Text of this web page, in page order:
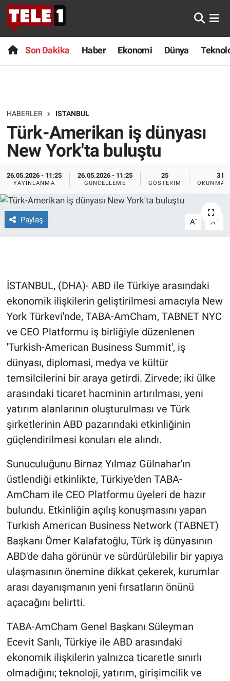
Son Dakika Haber Ekonomi Dünya
HABERLER ISTANBUL
Türk-Amerikan iş dünyası
New York'ta buluştu
26.05.2026 - 11:25
YAYINLANMA
26.05.2026 - 11:25
GÜNCELLEME
25
GÖSTERIM
3 DK
OKUNMA
Paylaş A- A +
İSTANBUL, (DHA)- ABD ile Türkiye arasındaki
ekonomik ilişkilerin geliştirilmesi amacıyla New
York Türkevi'nde, TABA-AmCham, TABNET NYC
ve CEO Platformu iş birliğiyle düzenlenen
'Turkish-American Business Summit', iş
dünyası, diplomasi, medya ve kültür
temsilcilerini bir araya getirdi. Zirvede; iki ülke
arasındaki ticaret hacminin artırılması, yeni
yatırım alanlarının oluşturulması ve Türk
şirketlerinin ABD pazarındaki etkinliğinin
güçlendirilmesi konuları ele alındı.
Sunuculuğunu Birnaz Yılmaz Gülnahar'ın
üstlendiği etkinlikte, Türkiye'den TABA-
AmCham ile CEO Platformu üyeleri de hazır
bulundu. Etkinliğin açılış konuşmasını yapan
Turkish American Business Network (TABNET)
Başkanı Ömer Kalafatoğlu, Türk iş dünyasının
ABD'de daha görünür ve sürdürülebilir bir yapıya
ulaşmasının önemine dikkat çekerek, kurumlar
arası dayanışmanın yeni fırsatların önünü
açacağını belirtti.
TABA-AmCham Genel Başkanı Süleyman
Ecevit Sanlı, Türkiye ile ABD arasındaki
ekonomik ilişkilerin yalnızca ticaretle sınırlı
olmadığını; teknoloji, yatırım, girişimcilik ve
Anında Manşet
Başka Sohbetler
Bilim turu
Bilim ve Teknoloji Evreni
Doğa Konuşuyor
Dünya
Ege Saati
Eğlence
Ekonomi
Forum
Gerçeğin İzinde
Gün Başlıyor
Gün Ortası
Gündem Özel
Günün görüntüsü
Haber
İlan
Kimdir
Kültür Sanat
Ne demişti
Son Dakika
Haber
Dünya
Teknoloji
Sağlık
Spor
Yayın Akışı
Nöbetçi Eczaneler
Hava Durumu
Trafik Durumu
Süper Lig Puan Durumu ve Fikstür
Tüm Manşetler
Son Dakika Haberleri
Haber Arşivi